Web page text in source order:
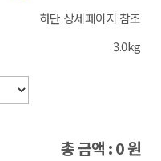
하단 상세페이지 참조
3.0kg
총 금액 :0원